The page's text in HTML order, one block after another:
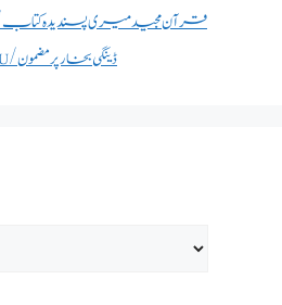
quran majeed essay in urdu/قرآن مجید میری پسندیدہ کتاب
DENGUE ESSAY IN URDU/ڈینگی بخار پر مضمون